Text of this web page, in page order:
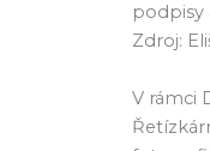
podpisy
Zdroj:
V rámci